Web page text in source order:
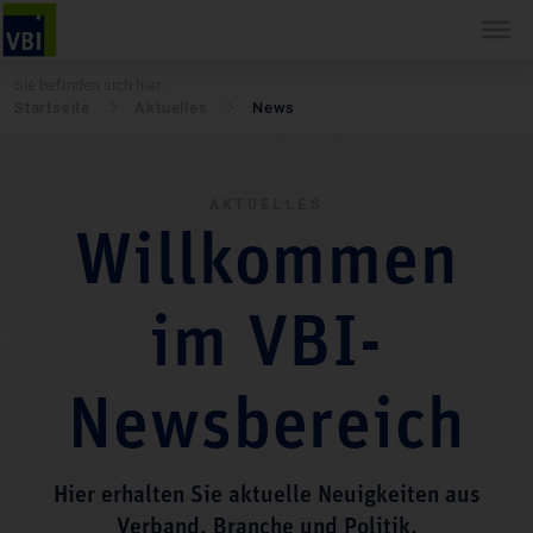
News
Willkommen
im VBI-
Newsbereich
Hier erhalten Sie aktuelle Neuigkeiten aus
Verband, Branche und Politik.